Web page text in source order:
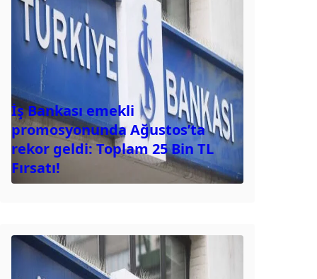
İş Bankası emekli
promosyonunda Ağustos’ta
rekor geldi: Toplam 25 Bin TL
Fırsatı!